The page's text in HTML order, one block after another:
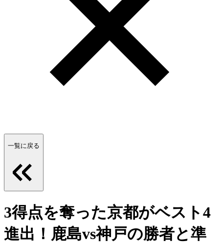
一覧に戻る
3得点を奪った京都がベスト4
進出！鹿島vs神戸の勝者と準